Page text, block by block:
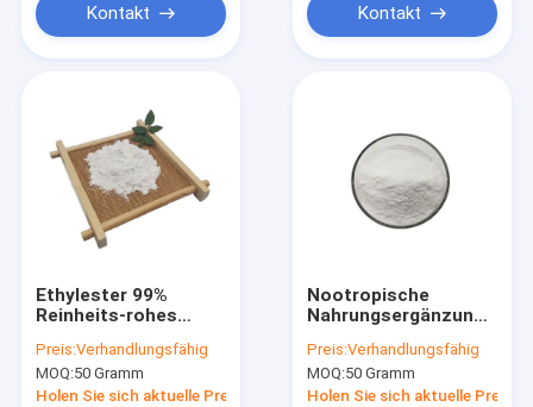
Produkte
Über uns
Fabrik-Ausflug
Fordern Sie ein Zitat
Kontakt Kontakt
Ethylester 99%
Reinheits-rohes
STÜCK CAS 66981-
77-9
Preis:Verhandlungsfähig
MOQ:50 Gramm
Holen Sie sich aktuelle Preis
Nootropische
CAS 1078-21-3
Preis:Verhandlungsfähig
MOQ:50 Gramm
Holen Sie sich aktuelle Preis